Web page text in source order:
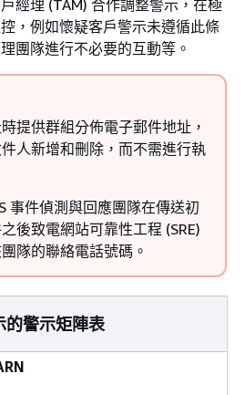
經理 (TAM) 合作調整警示，在極
，例如懷疑客戶警示未遵循此條
團隊進行不必要的互動等。
提供群組分佈電子郵件地址，
人新增和刪除，而不需進行執
事件偵測與回應團隊在傳送初
後致電網站可靠性工程 (SRE)
隊的聯絡電話號碼。
警示矩陣表